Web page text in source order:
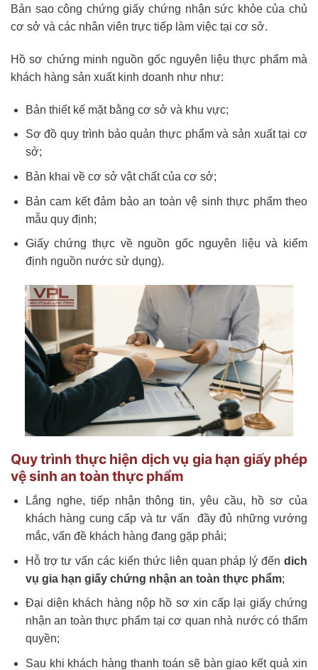
Bản sao công chứng giấy chứng nhận sức khỏe của chủ
cơ sở và các nhân viên trực tiếp làm việc tại cơ sở.
Hồ sơ chứng minh nguồn gốc nguyên liệu thực phẩm mà
khách hàng sản xuất kinh doanh như như:
Bản thiết kế mặt bằng cơ sở và khu vực;
Sơ đồ quy trình bảo quản thực phẩm và sản xuất tại cơ
sở;
Bản khai về cơ sở vật chất của cơ sở;
Bản cam kết đảm bảo an toàn vệ sinh thực phẩm theo
mẫu quy định;
Giấy chứng thực về nguồn gốc nguyên liệu và kiểm
định nguồn nước sử dụng).
Quy trình thực hiện dịch vụ gia hạn giấy phép
vệ sinh an toàn thực phẩm
Lắng nghe, tiếp nhận thông tin, yêu cầu, hồ sơ của
khách hàng cung cấp và tư vấn đầy đủ những vướng
mắc, vấn đề khách hàng đang gặp phải;
Hỗ trợ tư vấn các kiến thức liên quan pháp lý đến dich
vụ gia hạn giấy chứng nhận an toàn thực phẩm;
Đại diện khách hàng nộp hồ sơ xin cấp lại giấy chứng
nhận an toàn thực phẩm tại cơ quan nhà nước có thẩm
quyền;
Sau khi khách hàng thanh toán sẽ bàn giao kết quả xin